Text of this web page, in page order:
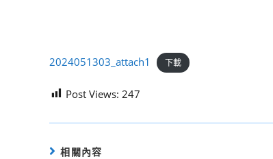
2024051303_attach1 下載
Post Views: 247
相關內容